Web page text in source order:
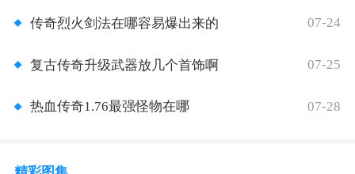
传奇烈火剑法在哪容易爆出来的 07-24
复古传奇升级武器放几个首饰啊 07-25
热血传奇1.76最强怪物在哪 07-28